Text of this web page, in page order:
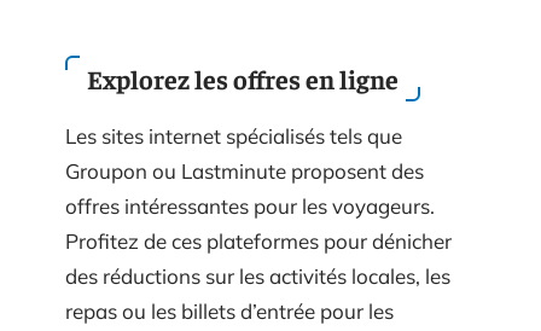
Explorez les offres en ligne
Les sites internet spécialisés tels que
Groupon ou Lastminute proposent des
offres intéressantes pour les voyageurs.
Profitez de ces plateformes pour dénicher
des réductions sur les activités locales, les
repas ou les billets d’entrée pour les